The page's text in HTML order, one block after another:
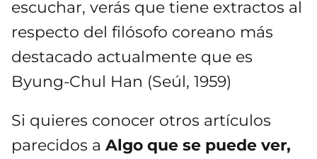
escuchar, verás que tiene extractos al
respecto del filósofo coreano más
destacado actualmente que es
Byung-Chul Han (Seúl, 1959)
Si quieres conocer otros artículos
parecidos a Algo que se puede ver,